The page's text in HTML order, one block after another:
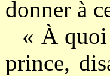
donner à
« À quoi
prince,